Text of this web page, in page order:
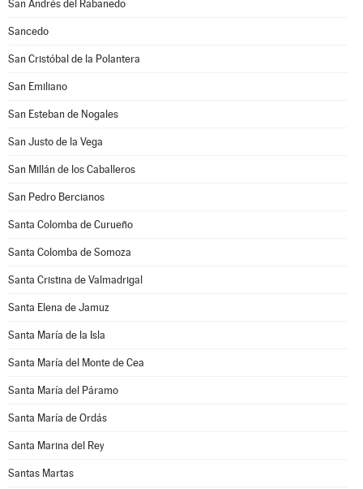
San Andrés del Rabanedo
Sancedo
San Cristóbal de la Polantera
San Emiliano
San Esteban de Nogales
San Justo de la Vega
San Millán de los Caballeros
San Pedro Bercianos
Santa Colomba de Curueño
Santa Colomba de Somoza
Santa Cristina de Valmadrigal
Santa Elena de Jamuz
Santa María de la Isla
Santa María del Monte de Cea
Santa María del Páramo
Santa María de Ordás
Santa Marina del Rey
Santas Martas